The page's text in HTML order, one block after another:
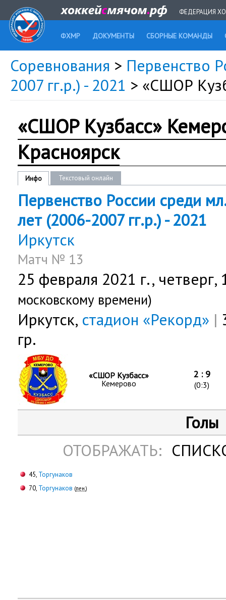
ФЕДЕРАЦИЯ
ФХМР ДОКУМЕНТЫ СБОРНЫЕ КОМАНДЫ
Соревнования > Первенство
2007 гг.р.) - 2021 > «СШОР
«СШОР Кузбасс»
Красноярск
Инфо Текстовый онлайн
Первенство России среди
лет (2006-2007 гг.р.) - 2021
Иркутск
Матч № 13
25 февраля 2021 г., четверг,
московскому времени)
Иркутск, стадион «Рекорд» |
гр.
«СШОР Кузбасс»
Кемерово
2 : 9
(0:3)
Голы
ОТОБРАЖАТЬ:
45, Торгунаков
70, Торгунаков (пен.)